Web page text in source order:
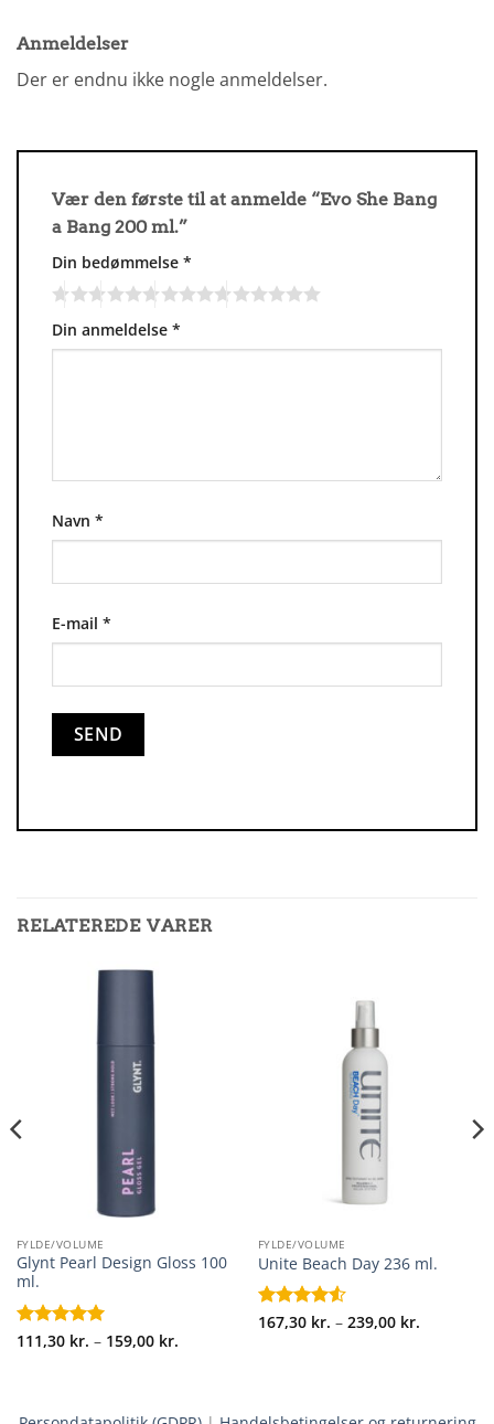
Anmeldelser
Der er endnu ikke nogle anmeldelser.
Vær den første til at anmelde “Evo She Bang
a Bang 200 ml.”
Din bedømmelse *
Din anmeldelse *
Navn *
E-mail *
RELATEREDE VARER
FYLDE/VOLUME
Glynt Pearl Design Gloss 100
ml.
Vurderet 5
111,30 kr. – 159,00 kr.
111,30 kr.
FYLDE/VOLUME
Unite Beach Day 236 ml.
Vurderet
167,30 kr. – 239,00 kr.